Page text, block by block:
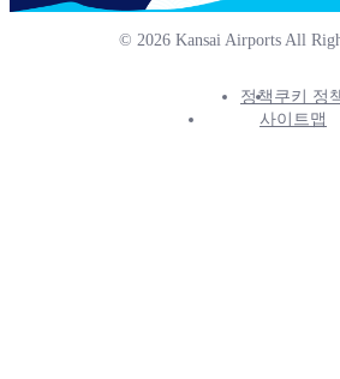
© 2026 Kansai Airports All
Footer
정책 쿠키 정
사이트맵